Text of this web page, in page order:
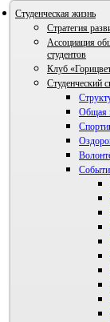
Студенческая жизнь
Стратегия
Ассоциация
студентов
Клуб
Студенческий
Общая